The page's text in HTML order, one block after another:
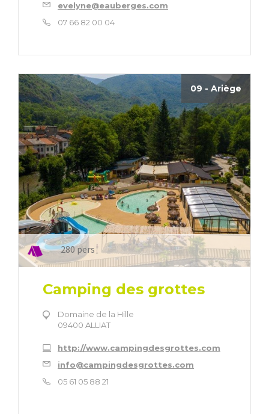
evelyne@eauberges.com
07 66 82 00 04
09 - Ariège
280 pers
Camping des grottes
Domaine de la Hille
09400 ALLIAT
http://www.campingdesgrottes.com
info@campingdesgrottes.com
05 61 05 88 21